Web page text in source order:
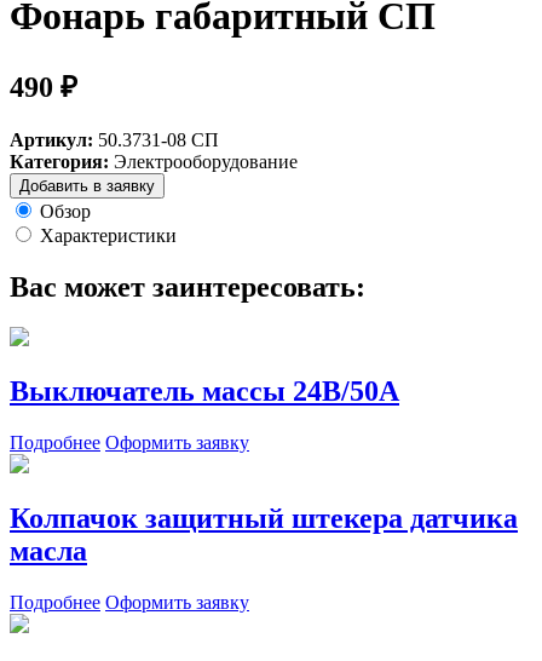
Фонарь габаритный СП
490 ₽
Артикул: 50.3731-08 СП
Категория: Электрооборудование
Добавить в заявку
Обзор
Характеристики
Вас может заинтересовать:
Выключатель массы 24В/50А
Подробнее Оформить заявку
Колпачок защитный штекера датчика
масла
Подробнее Оформить заявку